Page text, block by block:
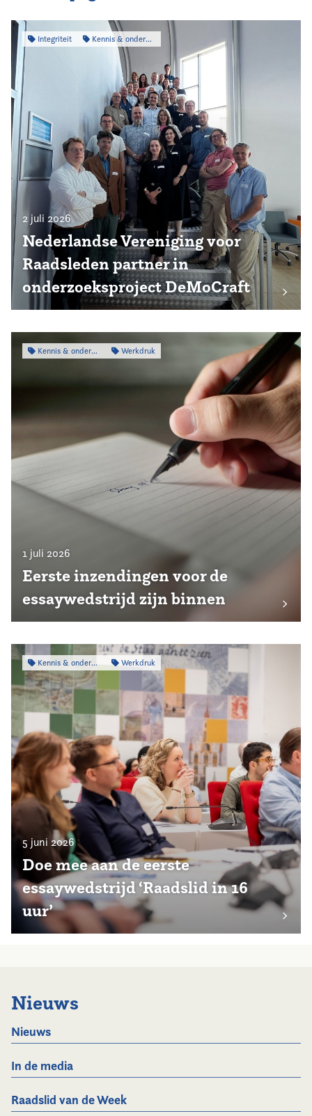
Integriteit Kennis & onderzoek
2 juli 2026
Nederlandse Vereniging voor
Raadsleden partner in
onderzoeksproject DeMoCraft
Kennis & onderzoek Werkdruk
1 juli 2026
Eerste inzendingen voor de
essaywedstrijd zijn binnen
Kennis & onderzoek Werkdruk
5 juni 2026
Doe mee aan de eerste
essaywedstrijd ‘Raadslid in 16
uur’
Nieuws
Nieuws
In de media
Raadslid van de Week